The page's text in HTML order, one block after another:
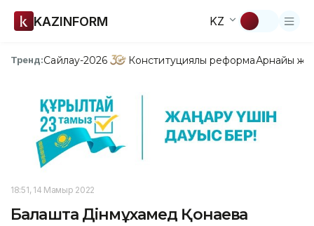
KAZINFORM KZ
Тренд:Сайлау-2026 Конституциялық реформаАрнайы
18:51, 14 Мамыр 2022
Балқашта Дінмұхамед Қонаевқа